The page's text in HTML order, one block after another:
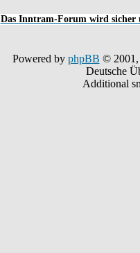
Das Inntram-Forum wird sicher
Powered by phpBB © 2001,
Deutsche
Additional